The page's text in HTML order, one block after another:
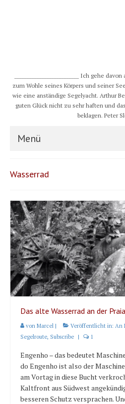
__________________________ Ich gehe
zum Wohle seines Körpers und seiner
wie eine anständige Segelyacht. Arthur
guten Glück nicht zu sehr haften und
beklagen. Peter
Menü
Crew
Karte und Wind
Länder und Inseln
Mittelmeer 2010-2013
Bordbibliothek
Abonnieren
Yachtüberführung weltweit
Wasserrad
Das alte Wasserrad an der
von Marcel | Veröffentlicht in: An
Segelroute, Subscribe | 1
Engenho – das bedeutet
do Engenho ist also der
am Vortag in diese Bucht
Kaltfront aus Südwest
besseren Schutz versprachen.